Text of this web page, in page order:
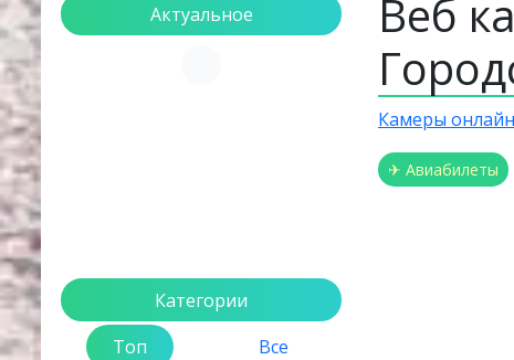
Актуальное
Категории
Топ
Все
Веб
Камеры онлайн
✈ Авиабилеты